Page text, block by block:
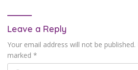
Leave a Reply
Your email address will not be published.
marked *